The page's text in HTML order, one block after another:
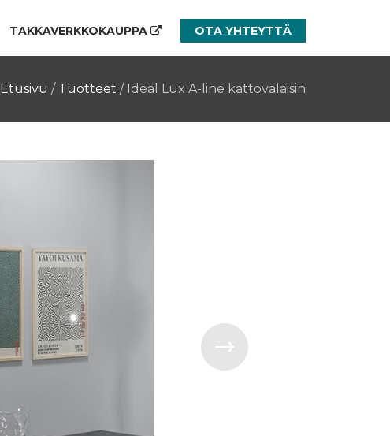
TAKKAVERKKOKAUPPA OTA YHTEYTTÄ
Etusivu / Tuotteet / Ideal Lux A-line kattovalaisin